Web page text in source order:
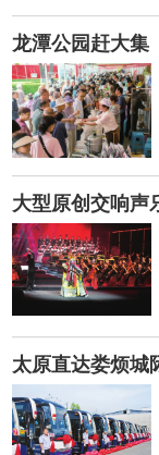
龙潭公园赶大集
大型原创交响声
太原直达娄烦城